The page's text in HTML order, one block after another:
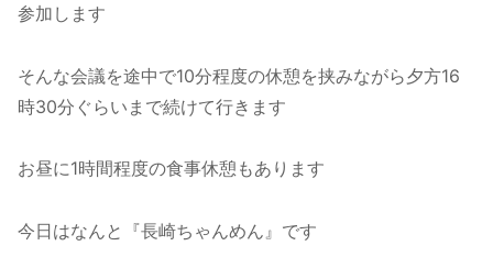
参加します
そんな会議を途中で10分程度の休憩を挟みながら夕方16
時30分ぐらいまで続けて行きます
お昼に1時間程度の食事休憩もあります
今日はなんと『長崎ちゃんめん』です